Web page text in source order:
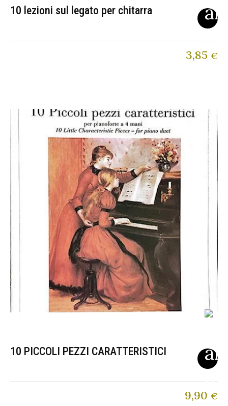
10 lezioni sul legato per chitarra
3,85 €
10 PICCOLI PEZZI CARATTERISTICI
9,90 €